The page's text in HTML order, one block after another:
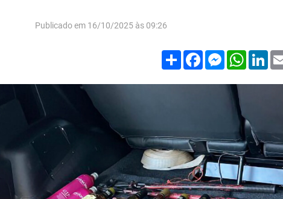
Publicado em 16/10/2025 às 09:26
Compartilhar
FacebookMessenger